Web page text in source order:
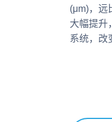
(μm)，远
大幅提升
系统，改